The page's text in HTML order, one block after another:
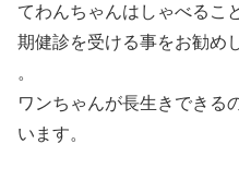
てわんちゃんはしゃべるこ
期健診を受ける事をお勧め
。
ワンちゃんが長生きできる
います。